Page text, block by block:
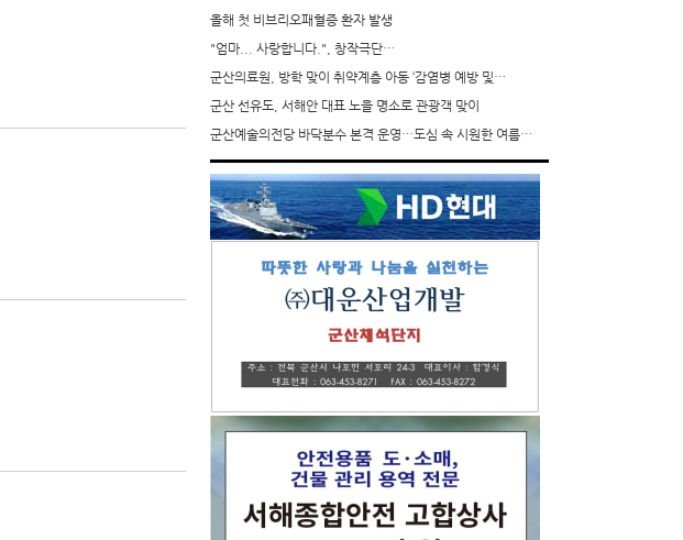
올해 첫 비브리오패혈증 환자 발생
"엄마... 사랑합니다.", 창작극단…
군산의료원, 방학 맞이 취약계층 아동 ‘감염병 예방 및…
군산 선유도, 서해안 대표 노을 명소로 관광객 맞이
군산예술의전당 바닥분수 본격 운영…도심 속 시원한 여름…